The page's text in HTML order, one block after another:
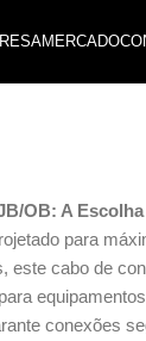
MERCADO
OB: A
para
este cabo de
conexões